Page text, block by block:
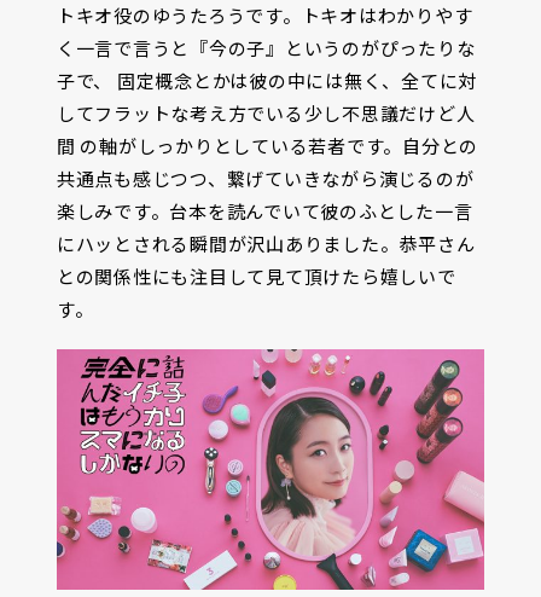
トキオ役のゆうたろうです。トキオはわかりやす
く一言で言うと『今の子』というのがぴったりな
子で、 固定概念とかは彼の中には無く、全てに対
してフラットな考え方でいる少し不思議だけど人
間 の軸がしっかりとしている若者です。自分との
共通点も感じつつ、繋げていきながら演じるのが
楽しみです。台本を読んでいて彼のふとした一言
にハッとされる瞬間が沢山ありました。恭平さん
との関係性にも注目して見て頂けたら嬉しいで
す。